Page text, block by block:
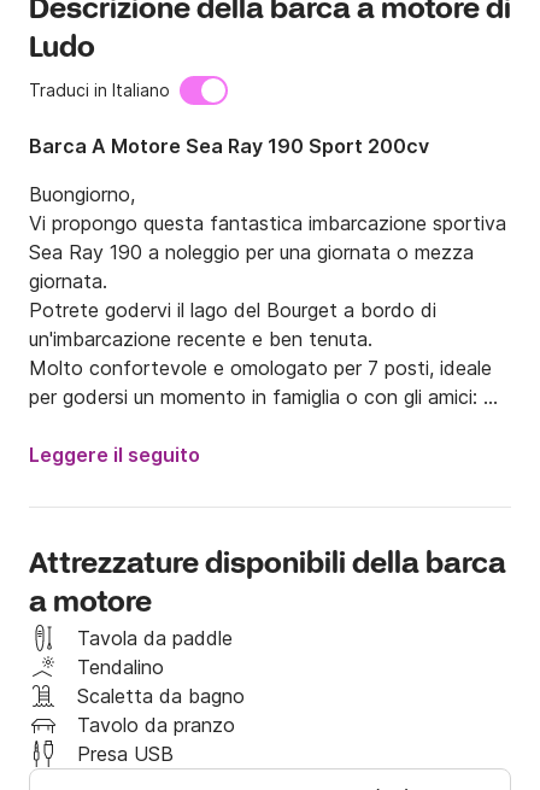
Descrizione della barca a motore di
Ludo
Traduci in Italiano
Barca A Motore Sea Ray 190 Sport 200cv
Buongiorno,
Vi propongo questa fantastica imbarcazione sportiva
Sea Ray 190 a noleggio per una giornata o mezza
giornata.
Potrete godervi il lago del Bourget a bordo di
un'imbarcazione recente e ben tenuta.
Molto confortevole e omologato per 7 posti, ideale
per godersi un momento in famiglia o con gli amici:
sole...
imbarcazione sportiva è ideale per attraversare un
Lettini prendisole anteriori e posteriori, tavolo,
piattaforma di lancio (pratica per bambini e/o
attrezzatura per attività acquatiche).
La barca è in condizioni assolutamente nuove.
È dotato, tra le altre cose:
- Presa USB
Leggere il seguito
Attrezzature disponibili della barca
a motore
Tavola da paddle
Tendalino
Scaletta da bagno
Tavolo da pranzo
Presa USB